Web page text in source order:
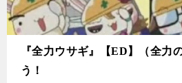
『全力ウサギ』【ED】（全力
う！